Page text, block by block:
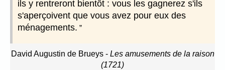
ils y rentreront bientôt : vous les gagnerez s'ils
s'aperçoivent que vous avez pour eux des
ménagements.
David Augustin de Brueys- Les amusements de la raison
(1721)